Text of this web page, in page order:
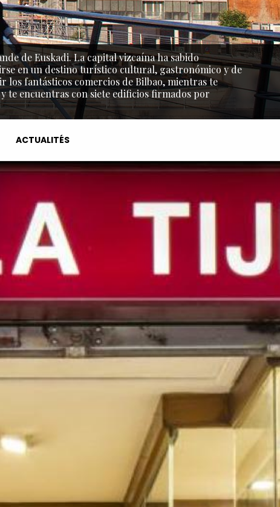
de Euskadi. La capital vizcaína ha sabido
en un destino turístico cultural, gastronómico y de
los fantásticos comercios de Bilbao, mientras te
te encuentras con siete edificios firmados por
ACTUALITÉS